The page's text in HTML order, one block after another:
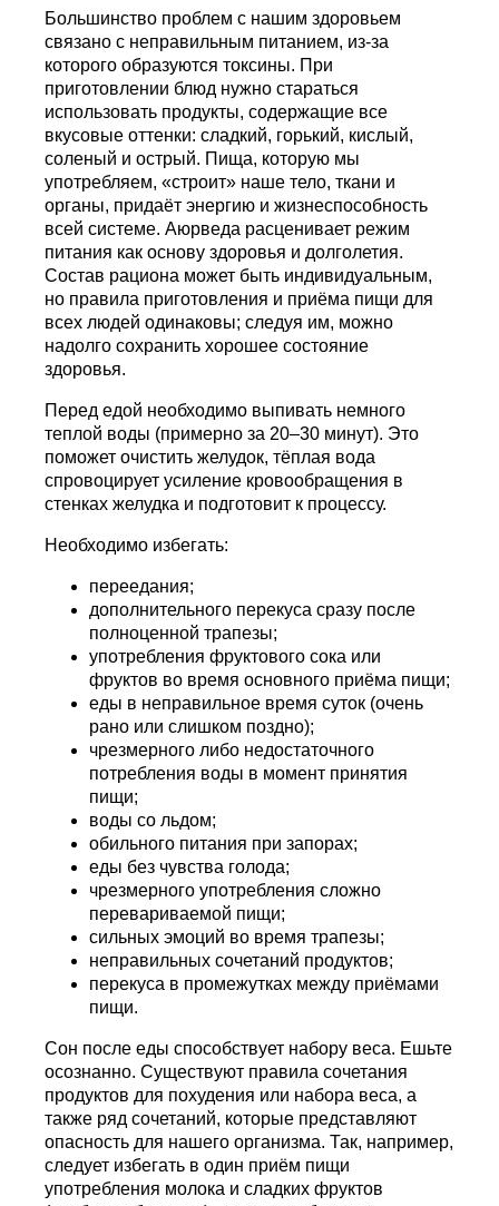
Большинство проблем с нашим здоровьем
связано с неправильным питанием, из-за
которого образуются токсины. При
приготовлении блюд нужно стараться
использовать продукты, содержащие все
вкусовые оттенки: сладкий, горький, кислый,
соленый и острый. Пища, которую мы
употребляем, «строит» наше тело, ткани и
органы, придаёт энергию и жизнеспособность
всей системе. Аюрведа расценивает режим
питания как основу здоровья и долголетия.
Состав рациона может быть индивидуальным,
но правила приготовления и приёма пищи для
всех людей одинаковы; следуя им, можно
надолго сохранить хорошее состояние
здоровья.
Перед едой необходимо выпивать немного
теплой воды (примерно за 20–30 минут). Это
поможет очистить желудок, тёплая вода
спровоцирует усиление кровообращения в
стенках желудка и подготовит к процессу.
Необходимо избегать:
переедания;
дополнительного перекуса сразу после
полноценной трапезы;
употребления фруктового сока или
фруктов во время основного приёма пищи;
еды в неправильное время суток (очень
рано или слишком поздно);
чрезмерного либо недостаточного
потребления воды в момент принятия
пищи;
воды со льдом;
обильного питания при запорах;
еды без чувства голода;
чрезмерного употребления сложно
перевариваемой пищи;
сильных эмоций во время трапезы;
неправильных сочетаний продуктов;
перекуса в промежутках между приёмами
пищи.
Сон после еды способствует набору веса. Ешьте
осознанно. Существуют правила сочетания
продуктов для похудения или набора веса, а
также ряд сочетаний, которые представляют
опасность для нашего организма. Так, например,
следует избегать в один приём пищи
употребления молока и сладких фруктов